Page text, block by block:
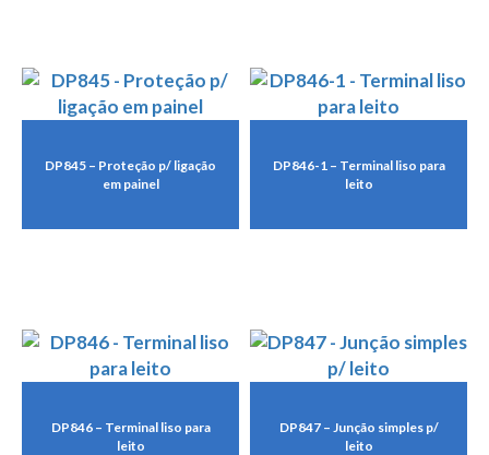
DP845 – Proteção p/ ligação
em painel
DP846-1 – Terminal liso para
leito
DP846 – Terminal liso para
leito
DP847 – Junção simples p/
leito